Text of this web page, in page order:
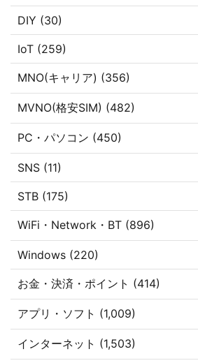
DIY (30)
IoT (259)
MNO(キャリア) (356)
MVNO(格安SIM) (482)
PC・パソコン (450)
SNS (11)
STB (175)
WiFi・Network・BT (896)
Windows (220)
お金・決済・ポイント (414)
アプリ・ソフト (1,009)
インターネット (1,503)